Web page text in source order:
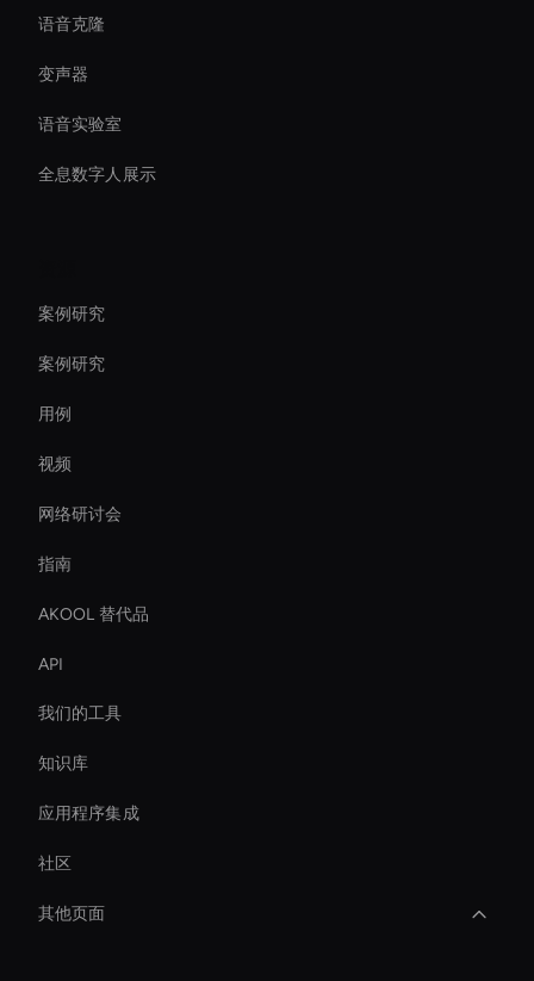
语音克隆
变声器
语音实验室
全息数字人展示
案例研究
案例研究
用例
视频
网络研讨会
指南
AKOOL 替代品
API
我们的工具
知识库
应用程序集成
社区
其他页面